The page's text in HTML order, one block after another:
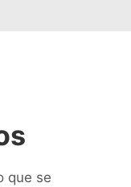
que se